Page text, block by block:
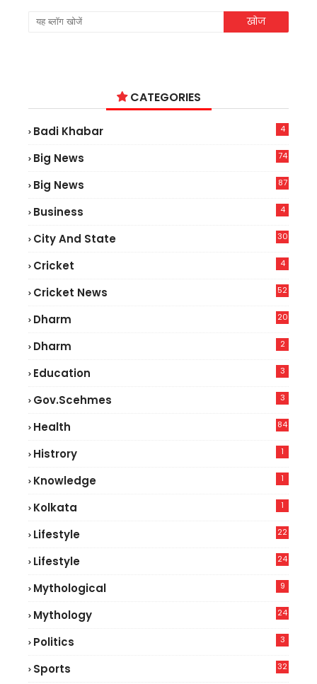
CATEGORIES
Badi Khabar 4
Big News
74
Big News
87
Business 4
City And State 30
Cricket 4
Cricket News
52
Dharm 20
Dharm 2
Education 3
Gov.scehmes 3
Health
84
Histrory 1
Knowledge 1
Kolkata 1
Lifestyle
22
Lifestyle
24
Mythological 9
Mythology 24
Politics 3
Sports 32